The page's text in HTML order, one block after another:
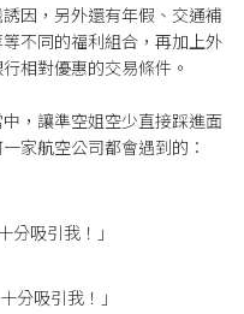
因，另外還有年假、交通補
不同的福利組合，再加上外
相對優惠的交易條件。
，讓準空姐空少直接踩進面
家航空公司都會遇到的：
分吸引我！ 」
分吸引我！ 」